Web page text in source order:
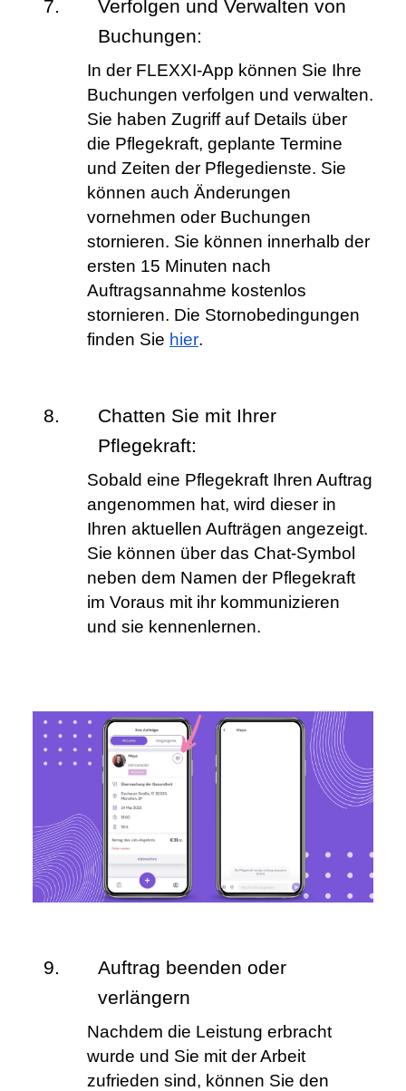
Verfolgen und Verwalten von
Buchungen:
In der FLEXXI-App können Sie Ihre
Buchungen verfolgen und verwalten.
Sie haben Zugriff auf Details über
die Pflegekraft, geplante Termine
und Zeiten der Pflegedienste. Sie
können auch Änderungen
vornehmen oder Buchungen
stornieren. Sie können innerhalb der
ersten 15 Minuten nach
Auftragsannahme kostenlos
stornieren. Die Stornobedingungen
finden Sie hier.
Chatten Sie mit Ihrer
Pflegekraft:
Sobald eine Pflegekraft Ihren Auftrag
angenommen hat, wird dieser in
Ihren aktuellen Aufträgen angezeigt.
Sie können über das Chat-Symbol
neben dem Namen der Pflegekraft
im Voraus mit ihr kommunizieren
und sie kennenlernen.
Auftrag beenden oder
verlängern
Nachdem die Leistung erbracht
wurde und Sie mit der Arbeit
zufrieden sind, können Sie den